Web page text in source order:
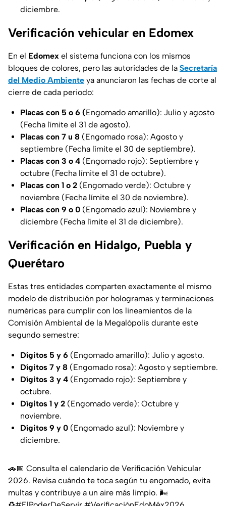
diciembre.
Verificación vehicular en Edomex
En el Edomex el sistema funciona con los mismos
bloques de colores, pero las autoridades de la Secretaría
del Medio Ambiente ya anunciaron las fechas de corte al
cierre de cada periodo:
Placas con 5 o 6 (Engomado amarillo): Julio y agosto
(Fecha límite el 31 de agosto).
Placas con 7 u 8 (Engomado rosa): Agosto y
septiembre (Fecha límite el 30 de septiembre).
Placas con 3 o 4 (Engomado rojo): Septiembre y
octubre (Fecha límite el 31 de octubre).
Placas con 1 o 2 (Engomado verde): Octubre y
noviembre (Fecha límite el 30 de noviembre).
Placas con 9 o 0 (Engomado azul): Noviembre y
diciembre (Fecha límite el 31 de diciembre).
Verificación en Hidalgo, Puebla y
Querétaro
Estas tres entidades comparten exactamente el mismo
modelo de distribución por hologramas y terminaciones
numéricas para cumplir con los lineamientos de la
Comisión Ambiental de la Megalópolis durante este
segundo semestre:
Dígitos 5 y 6 (Engomado amarillo): Julio y agosto.
Dígitos 7 y 8 (Engomado rosa): Agosto y septiembre.
Dígitos 3 y 4 (Engomado rojo): Septiembre y
octubre.
Dígitos 1 y 2 (Engomado verde): Octubre y
noviembre.
Dígitos 9 y 0 (Engomado azul): Noviembre y
diciembre.
🚗📅 Consulta el calendario de Verificación Vehicular
2026. Revisa cuándo te toca según tu engomado, evita
multas y contribuye a un aire más limpio. 🌬️